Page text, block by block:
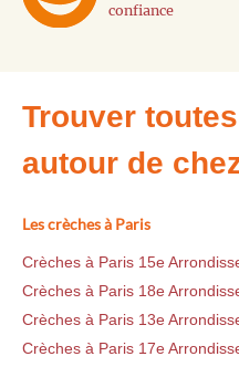
confiance
Trouver
autour de
Les crèches à Paris
Crèches à Paris 15e
Crèches à Paris 18e
Crèches à Paris 13e
Crèches à Paris 17e